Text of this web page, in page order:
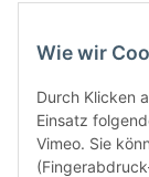
Wie wir
Durch Klicken
Einsatz
Vimeo. Sie